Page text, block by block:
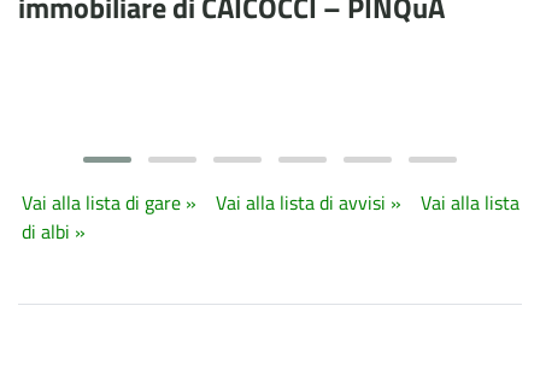
Vai alla lista di gare » Vai alla lista di avvisi »
Vai alla lista
di albi »